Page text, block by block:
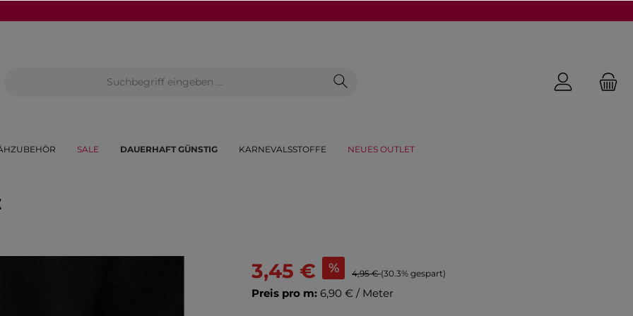
SALE DAUERHAFT GÜNSTIG KARNEVALSSTOFFE NEUES OUTLET
3,45 € % 4,95 €(30.3% gespart)
Preis pro m: 6,90 € / Meter